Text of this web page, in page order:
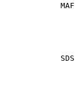
MAF
SDS